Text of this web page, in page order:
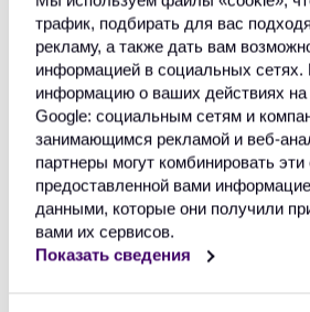
трафик, подбирать для вас
рекламу, а также дать вам
информацией в социальных
информацию о ваших действиях на
Google: социальным сетям и
занимающимся рекламой и веб-
партнеры могут комбинировать эти
предоставленной вами
данными, которые они получили
вами их сервисов.
Показать сведения
вызова платёжной формы и с
Информация о применяемых
подписывании представлена в
Спецификация Payment Page
Работа с подписью к данным
При необходимости в любом
также указываться HTTP-метод
(method)— POST или GET
указывается, по умолчанию